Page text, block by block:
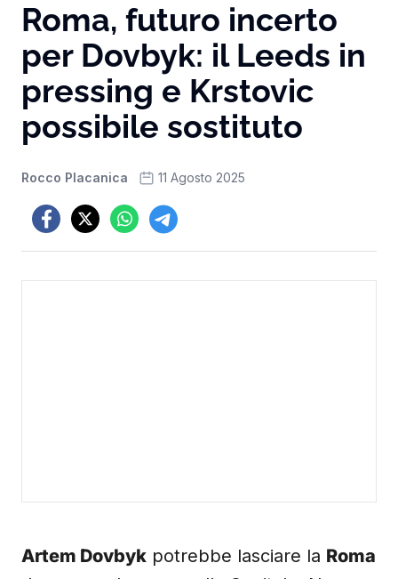
Roma, futuro incerto
per Dovbyk: il Leeds in
pressing e Krstovic
possibile sostituto
Rocco Placanica 11 Agosto 2025
Artem Dovbyk potrebbe lasciare la Roma